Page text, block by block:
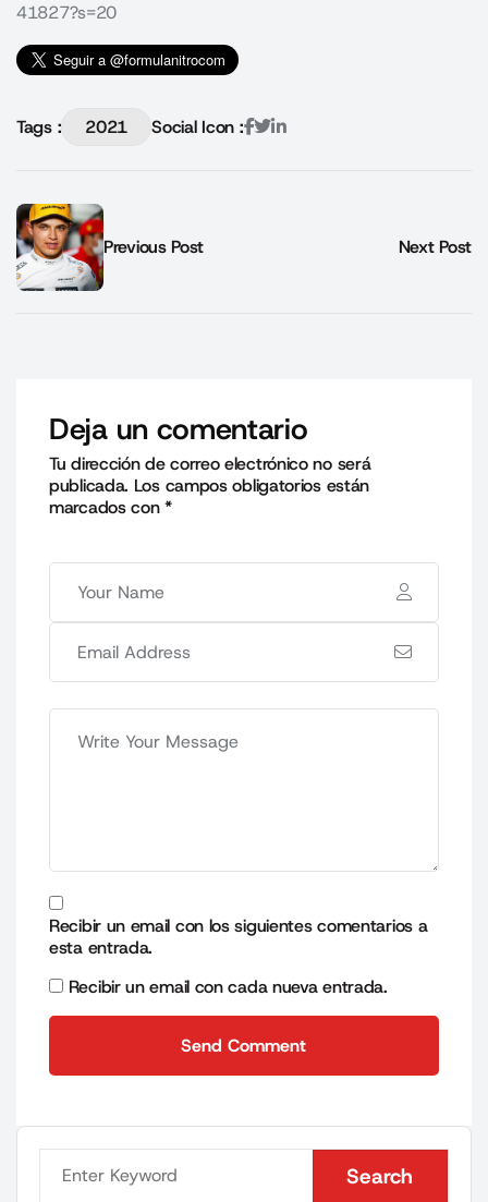
41827?s=20
Tags : 2021 Social Icon :
Previous Post Next Post
Deja un comentario
Tu dirección de correo electrónico no será
publicada. Los campos obligatorios están
marcados con*
Recibir un email con los siguientes comentarios a
esta entrada.
Recibir un email con cada nueva entrada.
Send Comment
Search